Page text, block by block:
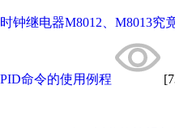
时钟继电器M8012、M8013究
PID命令的使用例程